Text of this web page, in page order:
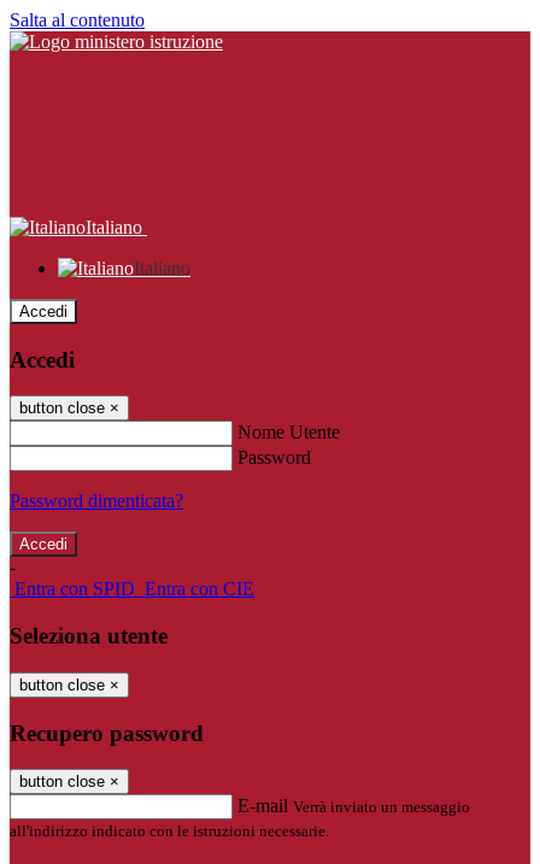
Salta al contenuto
Italiano
Italiano
Accedi
Accedi
button close ×
Nome Utente
Password
Password dimenticata?
-
Entra con SPID Entra con CIE
Seleziona utente
button close ×
Recupero password
button close ×
E-mail Verrà inviato un messaggio
all'indirizzo indicato con le istruzioni necessarie.